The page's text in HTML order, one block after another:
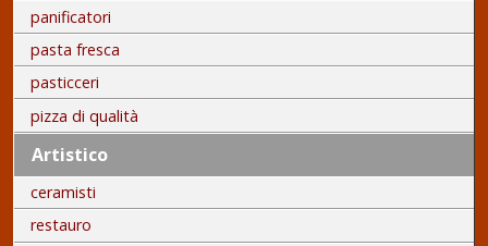
panificatori
pasta fresca
pasticceri
pizza di qualità
Artistico
ceramisti
restauro